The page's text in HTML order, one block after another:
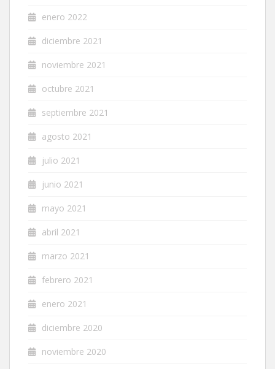
enero 2022
diciembre 2021
noviembre 2021
octubre 2021
septiembre 2021
agosto 2021
julio 2021
junio 2021
mayo 2021
abril 2021
marzo 2021
febrero 2021
enero 2021
diciembre 2020
noviembre 2020